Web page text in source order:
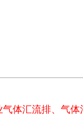
体汇流排、气